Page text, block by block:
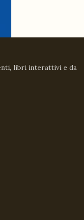
libri interattivi e da